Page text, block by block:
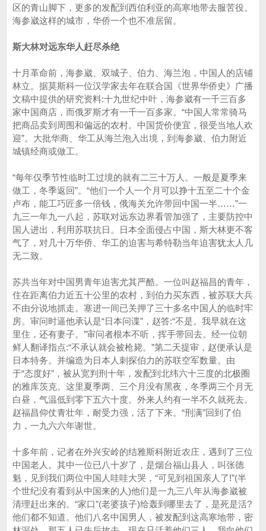
区的青山脚下，更多的发配到西伯利亚的高寒地带去服苦役。
海参崴这样的城市，华侨一个也不准居留。
斯大林对远东华人赶尽杀绝
十月革命前，海参崴、双城子、伯力、海兰泡，中国人的店铺
林立。据莫斯科一位汉学家去年在联合国《世界华侨史》广播
文稿中提供的研究资料:十九世纪中叶，海参崴有一千三百多
家中国商店，而俄罗斯才有一千一百多家。“中国人常常骑马
把商品卖到周围和偏远的农村。中国货价便宜，很受当地人欢
迎”。大批华商、华工从海兰泡入出境，到海参崴、伯力附近
城镇经商或做工。
“每年仅季节性临时工过境的就有二三十万人。一般是夏季来
做工，冬季返回”。“他们一个人一个月可以挣十五至二十个金
卢布，能工巧匠多一倍钱，俄海关允许带回中国一半……”一
九三一年九一八起，苏联对远东边界看管加强了，主要防控中
国人进出，利用苏联抗日。日本全面侵占中国，斯大林更不客
气了，对几十万华侨、华工的迫害与希特勒当年迫害犹太人几
无二致。
苏共当年对中国男青年迫害尤其严酷。一位叫赵福昌的青年，
住在距离伯力近五十公里的农村，到伯力买东西，被苏联大兵
不由分说地抓走。塞进一间已关押了三十多名中国人的临时牢
房。审问时逼他承认是“日本问谍”，赵答:“不是。我早就在这
里住，还有妻子。”审问者根本不听，挥手带回去。经一位朝
鲜人翻译指点:“不承认就会被枪毙。”第二天提审，赵便承认是
日本特务。并编造为日本人刺探伯力的苏联空军数量。由
于“态度好”，被从宽判刑十年，发配到北纬六十三度的北极圈
的雅库茨克。这里夏季两、三个月没有黑夜，冬季两三个月无
白昼，气温低到零下五六十度。外来人约有一半不久就死去。
赵福昌仰仗青壮年，耐受力强，活了下来。“刑满”回到了伯
力，一九六六年谢世。
十多年前，记者在外兴安岭的结雅斯科附近农庄，遇到了三位
中国老人。其中一位已八十岁了，是烟台福山县人，叫张德
魁，见到我们两位中国人哇哇大哭，“可见到祖国亲人了!”(半
个世纪没有看到从中国来的人)他们是一九三八年从海参崴被
清理赶出来的。“家口”(老婆孩子)给轰到哪里去了，是死是活?
他们都不知道。他们八名中国男人，被发配到这高寒地带，密